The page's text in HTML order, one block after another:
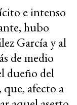
e intenso
hubo
García y al
de medio
dueño del
afecto a